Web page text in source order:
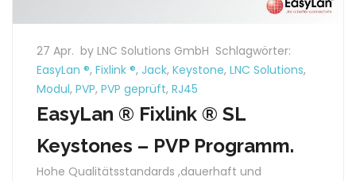
27 Apr. by LNC Solutions GmbH Schlagwörter:
EasyLan ®, Fixlink ®, Jack, Keystone, LNC Solutions,
Modul, PVP, PVP geprüft, RJ45
EasyLan ® Fixlink ® SL
Keystones – PVP Programm.
Hohe Qualitätsstandards ,dauerhaft und